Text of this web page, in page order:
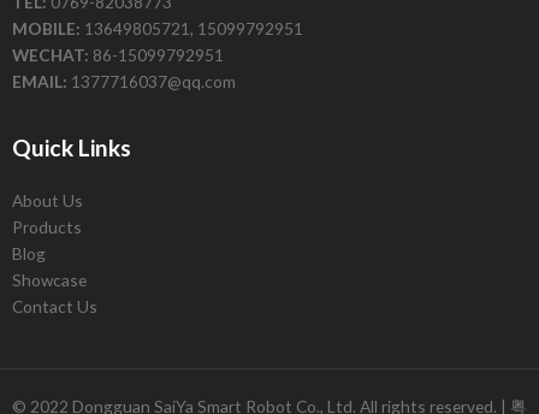
MOBILE: 13649805721, 15099792951
WECHAT: 86-15099792951
EMAIL: 1377716037@qq.com
Quick Links
About Us
Products
Blog
Showcase
Contact Us
© 2022 Dongguan SaiYa Smart Robot Co., Ltd. All rights reserved. | 粤